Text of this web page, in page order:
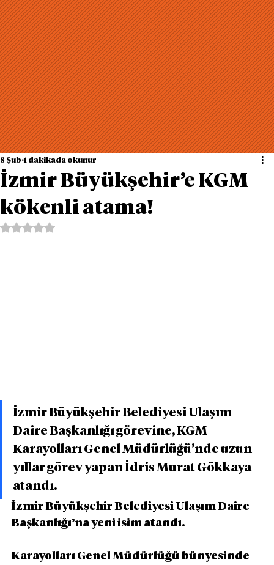
İzmir Büyükşehir’e KGM
kökenli atama!
8 Şub 1 dakikada okunur
5 üzerinden NaN yıldız
İzmir Büyükşehir Belediyesi Ulaşım
Daire Başkanlığı görevine, KGM
Karayolları Genel Müdürlüğü’nde uzun
yıllar görev yapan İdris Murat Gökkaya
atandı.
İzmir Büyükşehir Belediyesi Ulaşım Daire
Başkanlığı’na yeni isim atandı.
Karayolları Genel Müdürlüğü bünyesinde